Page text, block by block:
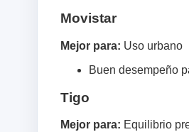
Movistar
Mejor para: Uso urbano
Buen desempeño
Tigo
Mejor para: Equilibrio